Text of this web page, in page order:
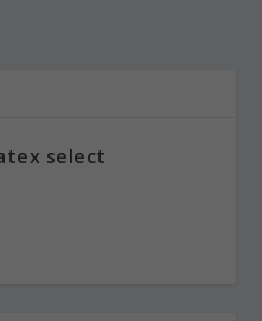
select